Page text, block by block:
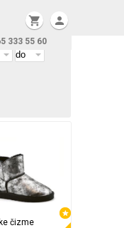
333 55 60
shopping_cart person
čizme